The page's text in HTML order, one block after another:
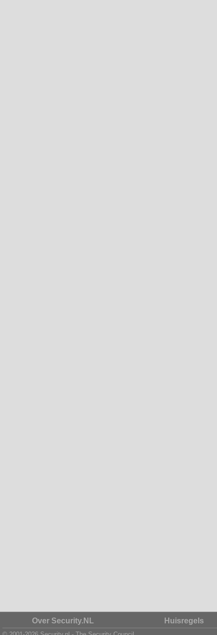
Over Security.NL Huisregels